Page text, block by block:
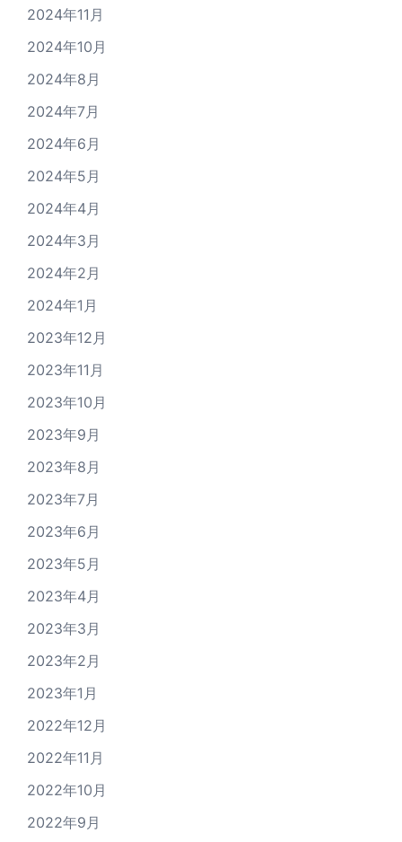
2024年11月
2024年10月
2024年8月
2024年7月
2024年6月
2024年5月
2024年4月
2024年3月
2024年2月
2024年1月
2023年12月
2023年11月
2023年10月
2023年9月
2023年8月
2023年7月
2023年6月
2023年5月
2023年4月
2023年3月
2023年2月
2023年1月
2022年12月
2022年11月
2022年10月
2022年9月